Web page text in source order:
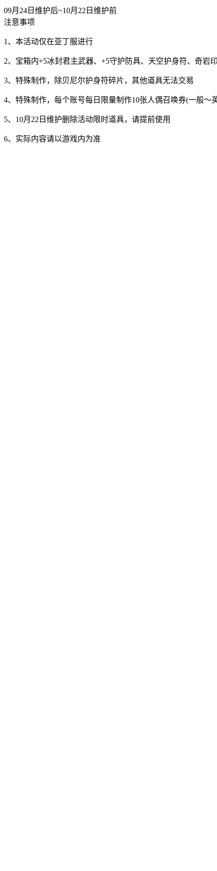
09月24日维护后~10月22日维护前
注意事项
1、本活动仅在亚丁服进行
2、宝箱内+5冰封君主武器、+5守护防具、天空护身符、奇岩
3、特殊制作，除贝尼尔护身符碎片，其他道具无法交易
4、特殊制作，每个账号每日限量制作10张人偶召唤券(一般～
5、10月22日维护删除活动限时道具，请提前使用
6、实际内容请以游戏内为准